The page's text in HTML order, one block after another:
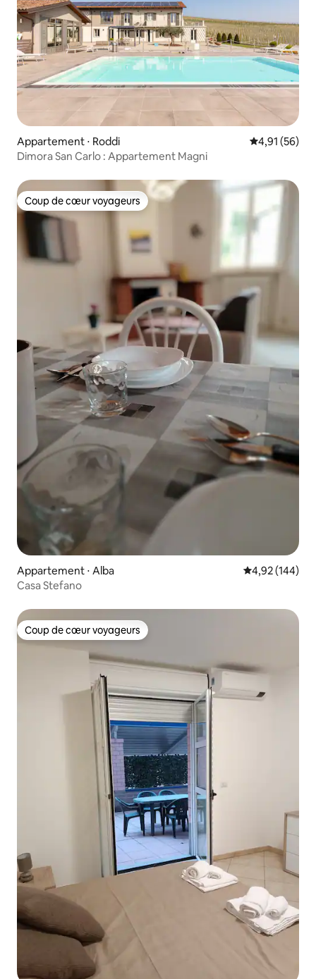
Appartement ⋅ Roddi Évaluation
4,91 (56)
Dimora San Carlo : Appartement Magni
Coup de cœur voyageurs
Coup de cœur voyageurs
Appartement ⋅ Alba Évaluation
4,92 (144)
Casa Stefano
Coup de cœur voyageurs
Coup de cœur voyageurs